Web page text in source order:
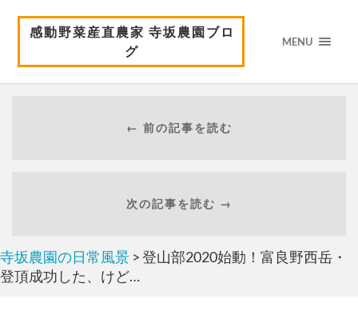
感動野菜産直農家 寺坂農園ブロ
グ
MENU
← 前の記事を読む
次の記事を読む →
寺坂農園の日常風景 > 登山部2020始動！富良野西岳・
登頂成功した、けど…